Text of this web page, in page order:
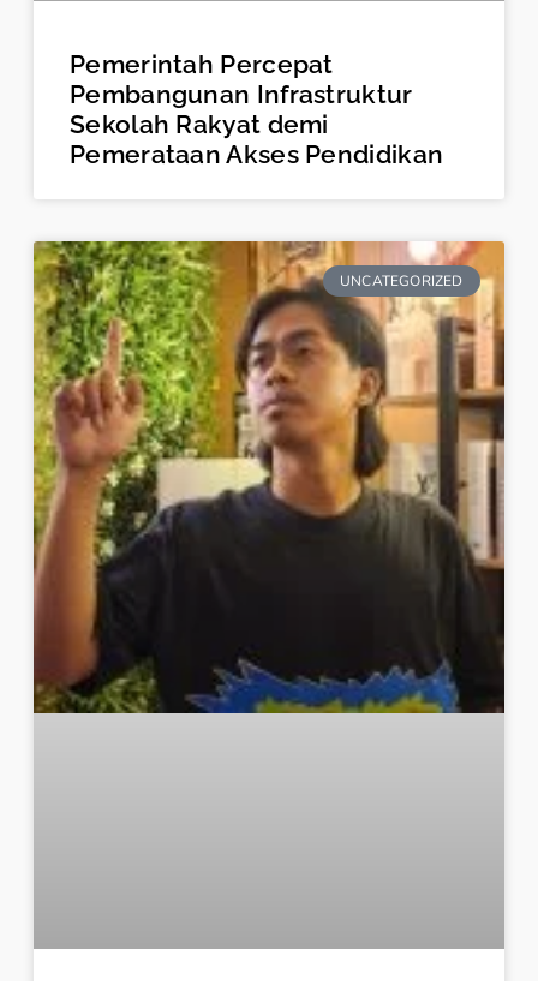
Pemerintah Percepat
Pembangunan Infrastruktur
Sekolah Rakyat demi
Pemerataan Akses Pendidikan
UNCATEGORIZED